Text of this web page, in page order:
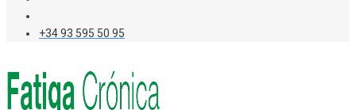
+34 93 595 50 95